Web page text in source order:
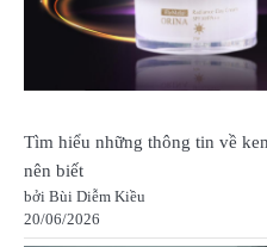
Tìm hiểu những thông tin về
nên biết
bởi Bùi Diễm Kiều
20/06/2026